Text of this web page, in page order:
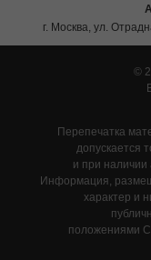
г. Москва, ул.
©
Перепечатка
допускается
и при наличии
Информация,
характер и
положениями